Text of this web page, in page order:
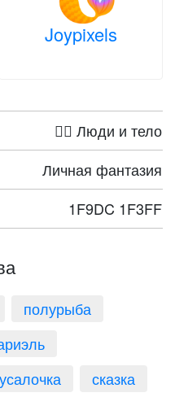
Joypixels
🤦‍♀️ Люди и тело
Личная фантазия
1F9DC 1F3FF
полурыба
сказка